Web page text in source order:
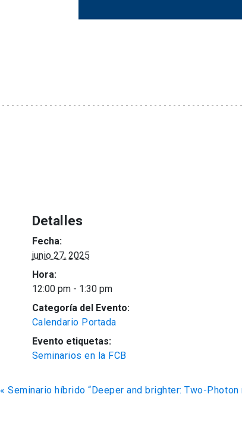
Detalles
Fecha:
junio 27, 2025
Hora:
12:00 pm - 1:30 pm
Categoría del Evento:
Calendario Portada
Evento etiquetas:
Seminarios en la FCB
« Seminario híbrido “Deeper and brighter: Two-